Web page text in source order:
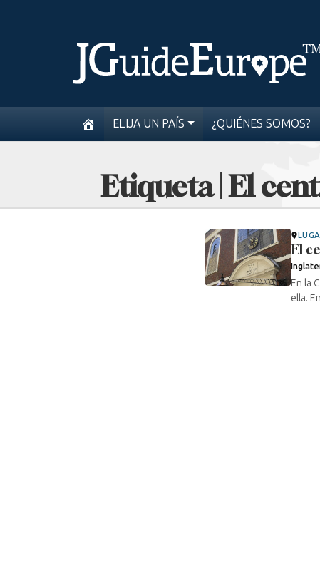
ELIJA UN PAÍS ¿QUIÉNES SOMOS?
Etiqueta | El
El
En la
ella.